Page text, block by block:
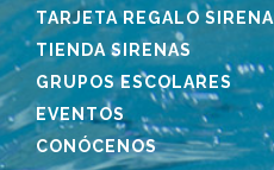
TARJETA REGALO SIRENA
TIENDA SIRENAS
GRUPOS ESCOLARES
EVENTOS
CONÓCENOS